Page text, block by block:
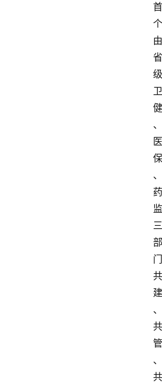
首
个
由
省
级
卫
健
、
医
保
、
药
监
三
部
门
共
建
、
共
管
、
共